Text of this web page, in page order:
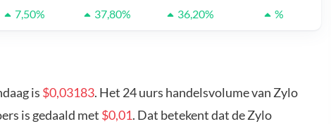
7,50% 37,80% 36,20% %
is $0,03183. Het 24 uurs handelsvolume van Zylo
is gedaald met $0,01. Dat betekent dat de Zylo